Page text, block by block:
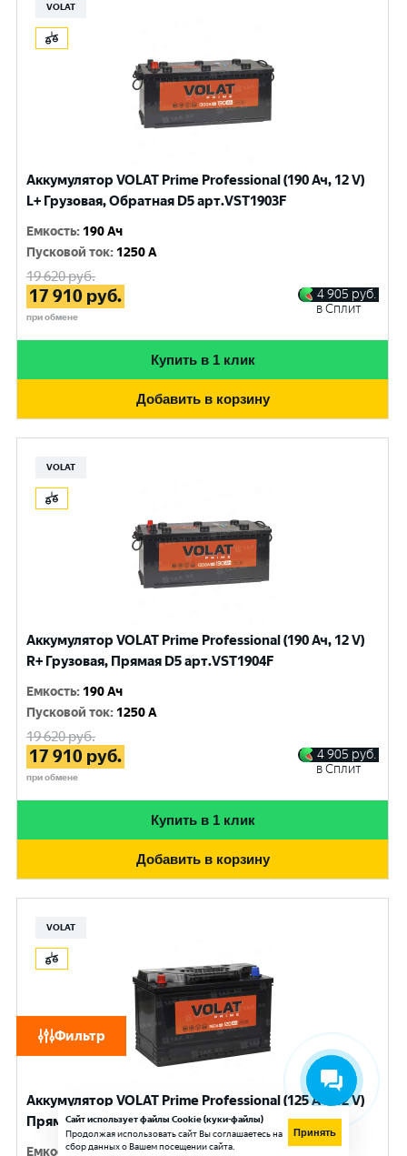
Фильтр
VOLAT
Аккумулятор VOLAT Prime Professional (190 Ач, 12 V)
L+ Грузовая, Обратная D5 арт.VST1903F
Емкость: 190 Ач
Пусковой ток: 1250 A
19 620руб.
17 910 руб.
при обмене
4 905 руб.
в Сплит
Купить в 1 клик
Добавить в корзину
VOLAT
Аккумулятор VOLAT Prime Professional (190 Ач, 12 V)
R+ Грузовая, Прямая D5 арт.VST1904F
Емкость: 190 Ач
Пусковой ток: 1250 A
19 620руб.
17 910 руб.
при обмене
4 905 руб.
в Сплит
Купить в 1 клик
Добавить в корзину
VOLAT
Аккумулятор VOLAT Prime Professional (125 Ач, 12 V)
Прямая, L+ D2 арт.VST1251
Емкость:125 Ач
Сайт использует файлы Cookie (куки-файлы)
Продолжая использовать сайт Вы соглашаетесь на
сбор данных о Вашем посещении сайта.
Принять